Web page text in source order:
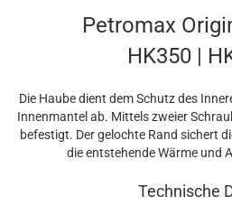
Petromax
HK350 |
Die Haube dient dem Schutz des
Innenmantel ab. Mittels zweier
befestigt. Der gelochte Rand sichert
die entstehende Wärme und
Technische